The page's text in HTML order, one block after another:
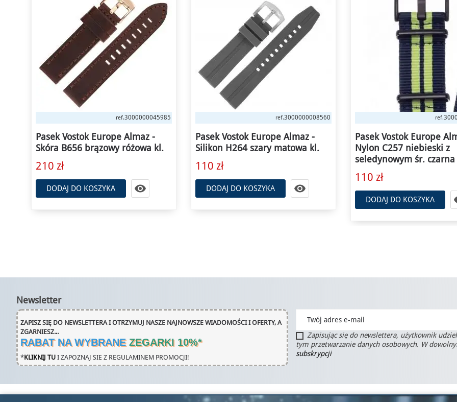
ref.3000000008560
Pasek Vostok Europe Almaz -
Silikon H264 szary matowa kl.
110 zł
DODAJ DO KOSZYKA 
ref.3000000006924
Pasek Vostok Europe Almaz -
Nylon C257 niebieski z
seledynowym śr. czarna kl.
110 zł
DODAJ DO KOSZYKA 
ref.
Bransoleta Vostok
- tytanowa
790 zł
DODAJ DO KOSZYKA
Newsletter
ZAPISZ SIĘ DO NEWSLETTERA I OTRZYMUJ NASZE NAJNOWSZE WIADOMOŚCI I OFERTY, A
ZGARNIESZ...
RABAT NA WYBRANE ZEGARKI 10%*
*KLIKNIJ TU I ZAPOZNAJ SIE Z REGULAMINEM PROMOCJI!
Zapisując się do newslettera, użytkownik
tym przetwarzanie danych osobowych. W
subskrypcji